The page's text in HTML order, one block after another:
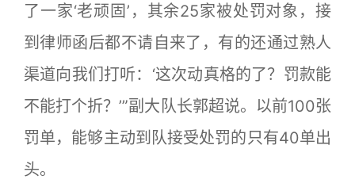
了一家‘老顽固’，其余25家被处罚对象，接
到律师函后都不请自来了，有的还通过熟人
渠道向我们打听：‘这次动真格的了？罚款能
不能打个折？’”副大队长郭超说。以前100张
罚单，能够主动到队接受处罚的只有40单出
头。